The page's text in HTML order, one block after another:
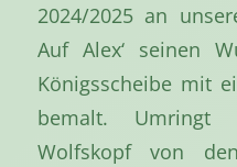
2024/2025 an
Auf Alex‘ seinen
Königsscheibe mit
bemalt. Umringt
Wolfskopf von